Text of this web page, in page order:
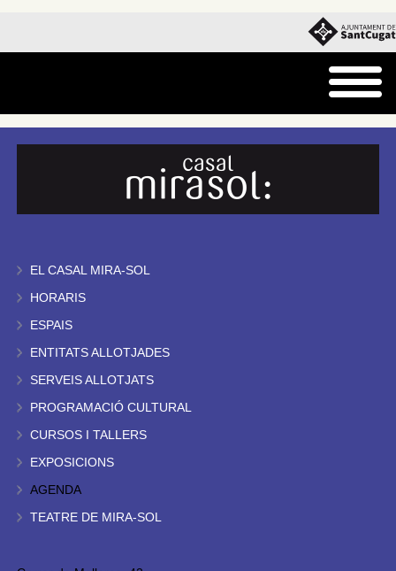
EL CASAL MIRA-SOL
HORARIS
ESPAIS
ENTITATS ALLOTJADES
SERVEIS ALLOTJATS
PROGRAMACIÓ CULTURAL
CURSOS I TALLERS
EXPOSICIONS
AGENDA
TEATRE DE MIRA-SOL